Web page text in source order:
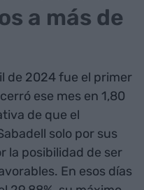
a más de
de 2024 fue el primer
ese mes en 1,80
de que el
solo por sus
la posibilidad de ser
En esos días